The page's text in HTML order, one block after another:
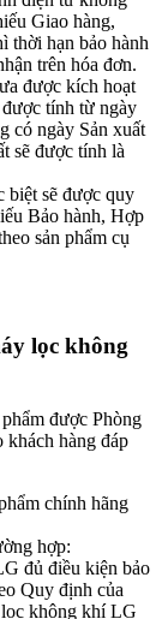
Giao hàng,
thời hạn bảo hành
trên hóa đơn.
được kích hoạt
tính từ ngày
có ngày Sản xuất
sẽ được tính là
biệt sẽ được quy
Bảo hành, Hợp
sản phẩm cụ
lọc không
được Phòng
hàng đáp
chính hãng
hợp:
đủ điều kiện bảo
Quy định của
không khí LG